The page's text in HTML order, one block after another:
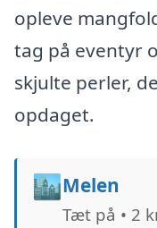
opleve
tag på eventyr
skjulte perler,
opdaget.
🏙️Melen
Tæt på • 2